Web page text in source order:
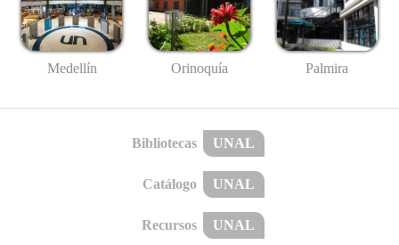
Medellín Orinoquía Palmira
Bibliotecas UNAL
Catálogo UNAL
Recursos UNAL